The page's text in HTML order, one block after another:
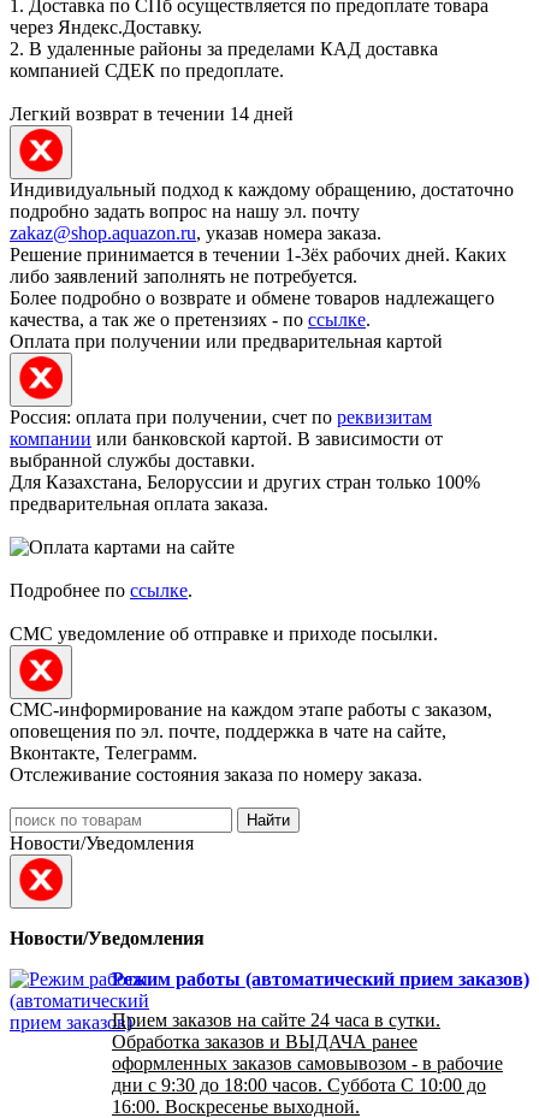
1. Доставка по СПб осуществляется по предоплате товара
через Яндекс.Доставку.
2. В удаленные районы за пределами КАД доставка
компанией СДЕК по предоплате.
Легкий возврат в течении 14 дней
Индивидуальный подход к каждому обращению, достаточно
подробно задать вопрос на нашу эл. почту
zakaz@shop.aquazon.ru, указав номера заказа.
Решение принимается в течении 1-3ёх рабочих дней. Каких
либо заявлений заполнять не потребуется.
Более подробно о возврате и обмене товаров надлежащего
качества, а так же о претензиях - по ссылке.
Оплата при получении или предварительная картой
Россия: оплата при получении, счет по реквизитам
компании или банковской картой. В зависимости от
выбранной службы доставки.
Для Казахстана, Белоруссии и других стран только 100%
предварительная оплата заказа.
Подробнее по ссылке.
СМС уведомление об отправке и приходе посылки.
СМС-информирование на каждом этапе работы с заказом,
оповещения по эл. почте, поддержка в чате на сайте,
Вконтакте, Телеграмм.
Отслеживание состояния заказа по номеру заказа.
Найти
Новости/Уведомления
Новости/Уведомления
Режим работы (автоматический прием заказов)
Прием заказов на сайте 24 часа в сутки.
Обработка заказов и ВЫДАЧА ранее
оформленных заказов самовывозом - в рабочие
дни с 9:30 до 18:00 часов. Суббота С 10:00 до
16:00. Воскресенье выходной.